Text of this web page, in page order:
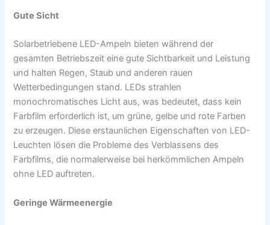
Gute Sicht
Solarbetriebene LED-Ampeln bieten während der
gesamten Betriebszeit eine gute Sichtbarkeit und Leistung
und halten Regen, Staub und anderen rauen
Wetterbedingungen stand. LEDs strahlen
monochromatisches Licht aus, was bedeutet, dass kein
Farbfilm erforderlich ist, um grüne, gelbe und rote Farben
zu erzeugen. Diese erstaunlichen Eigenschaften von LED-
Leuchten lösen die Probleme des Verblassens des
Farbfilms, die normalerweise bei herkömmlichen Ampeln
ohne LED auftreten.
Geringe Wärmeenergie